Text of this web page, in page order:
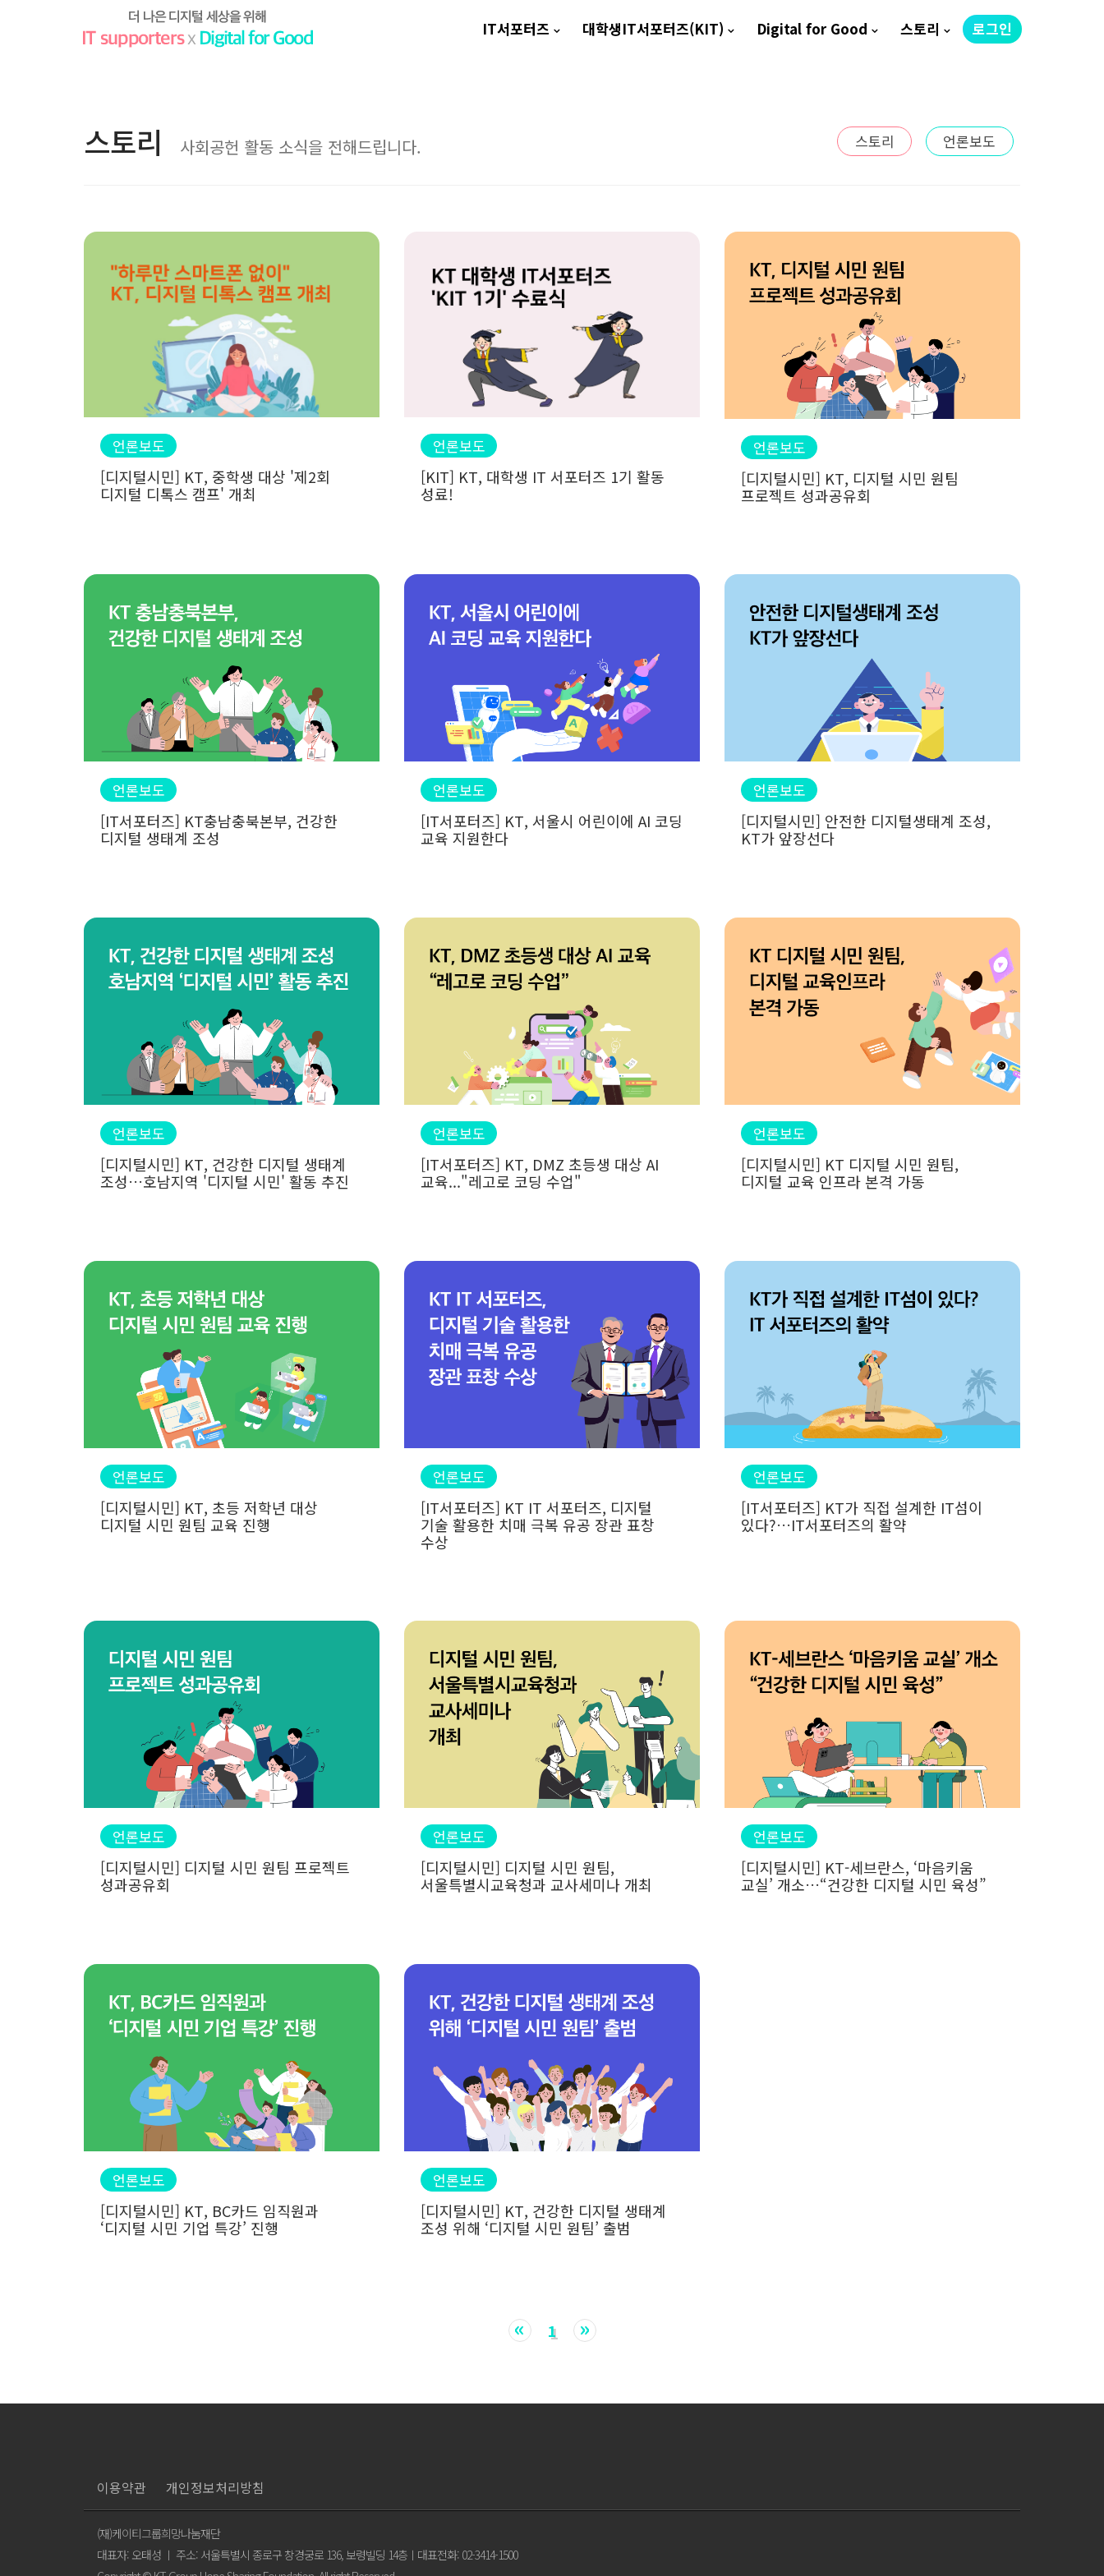
IT서포터즈 대학생IT서포터즈(KIT) Digital for Good 스토리 로그인
스토리 사회공헌 활동 소식을 전해드립니다. 스토리 언론보도
언론보도
[디지털시민] KT, 중학생 대상 '제2회
디지털 디톡스 캠프' 개최
언론보도
[KIT] KT, 대학생 IT 서포터즈 1기 활동
성료!
언론보도
[디지털시민] KT, 디지털 시민 원팀
프로젝트 성과공유회
언론보도
[IT서포터즈] KT충남충북본부, 건강한
디지털 생태계 조성
언론보도
[IT서포터즈] KT, 서울시 어린이에 AI 코딩
교육 지원한다
언론보도
[디지털시민] 안전한 디지털생태계 조성,
KT가 앞장선다
언론보도
[디지털시민] KT, 건강한 디지털 생태계
조성…호남지역 '디지털 시민' 활동 추진
언론보도
[IT서포터즈] KT, DMZ 초등생 대상 AI
교육..."레고로 코딩 수업"
언론보도
[디지털시민] KT 디지털 시민 원팀,
디지털 교육 인프라 본격 가동
언론보도
[디지털시민] KT, 초등 저학년 대상
디지털 시민 원팀 교육 진행
언론보도
[IT서포터즈] KT IT 서포터즈, 디지털
기술 활용한 치매 극복 유공 장관 표창
수상
언론보도
[IT서포터즈] KT가 직접 설계한 IT섬이
있다?…IT서포터즈의 활약
언론보도
[디지털시민] 디지털 시민 원팀 프로젝트
성과공유회
언론보도
[디지털시민] 디지털 시민 원팀,
서울특별시교육청과 교사세미나 개최
언론보도
[디지털시민] KT-세브란스, ‘마음키움
교실’ 개소…“건강한 디지털 시민 육성”
언론보도
[디지털시민] KT, BC카드 임직원과
‘디지털 시민 기업 특강’ 진행
언론보도
[디지털시민] KT, 건강한 디지털 생태계
조성 위해 ‘디지털 시민 원팀’ 출범
« 1 »
이용약관 개인정보처리방침
(재)케이티그룹희망나눔재단
대표자: 오태성 ㅣ 주소: 서울특별시 종로구 창경궁로 136, 보령빌딩 14층 ㅣ 대표전화: 02-3414-1500